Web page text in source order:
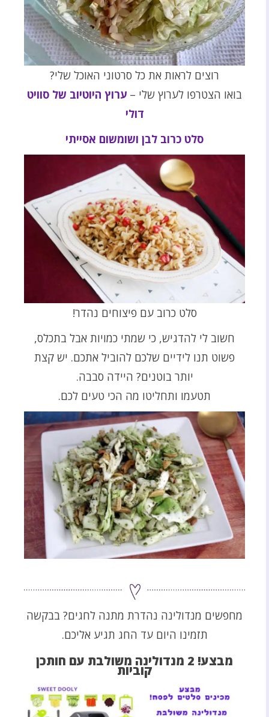
רוצים לראות את כל סרטוני האוכל שלי?
בואו הצטרפו לערוץ שלי – ערוץ היוטיוב של סוויט
דולי
סלט כרוב לבן ושומשום אסייתי
סלט כרוב עם פיצוחים נהדר!
חשוב לי להדגיש, כי שמתי כמויות אבל בתכלס,
פשוט תנו לידיים שלכם להוביל אתכם. יש קצת
יותר בוטנים? היידה סבבה.
תטעמו ותחליטו מה הכי טעים לכם.
מחפשים מנדולינה נהדרת מתנה לחגים? בבקשה
תזמינו היום עד החג תגיע אליכם.
מבצע! 2 מנדולינה משולבת עם חותכן
קוביות